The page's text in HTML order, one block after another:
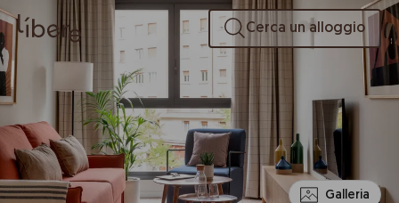
Cerca un alloggio
Galleria